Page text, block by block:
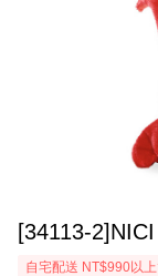
[34113-
自宅配送 NT$990以